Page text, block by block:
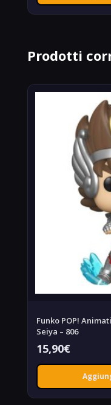
Prodotti
Funko POP!
Seiya – 806
15,90€